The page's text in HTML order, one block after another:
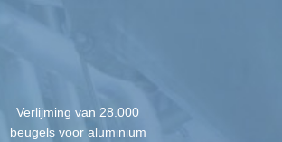
Verlijming van 28.000
beugels voor aluminium